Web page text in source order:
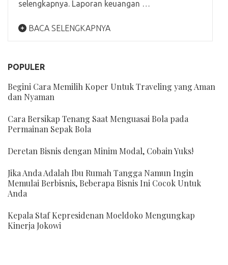
selengkapnya. Laporan keuangan …
BACA SELENGKAPNYA
POPULER
Begini Cara Memilih Koper Untuk Traveling yang Aman
dan Nyaman
Cara Bersikap Tenang Saat Menguasai Bola pada
Permainan Sepak Bola
Deretan Bisnis dengan Minim Modal, Cobain Yuks!
Jika Anda Adalah Ibu Rumah Tangga Namun Ingin
Memulai Berbisnis, Beberapa Bisnis Ini Cocok Untuk
Anda
Kepala Staf Kepresidenan Moeldoko Mengungkap
Kinerja Jokowi